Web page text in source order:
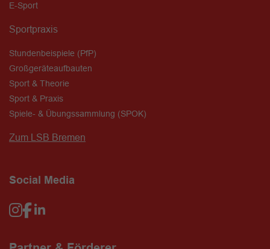
E-Sport
Sportpraxis
Stundenbeispiele (PfP)
Großgeräteaufbauten
Sport & Theorie
Sport & Praxis
Spiele- & Übungssammlung (SPOK)
Zum LSB Bremen
Social Media